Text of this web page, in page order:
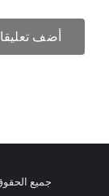
جميع